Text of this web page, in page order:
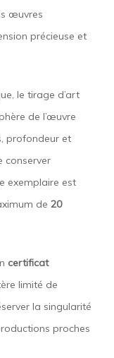
œuvres
précieuse et
le tirage d’art
de l’œuvre
profondeur et
conserver
exemplaire est
de 20
certificat
limité de
la singularité
proches